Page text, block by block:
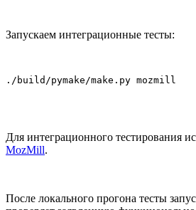
Запускаем интеграционные тесты:
./build/pymake/make.py mozmill
Для интеграционного тестирования
MozMill.
После локального прогона тесты